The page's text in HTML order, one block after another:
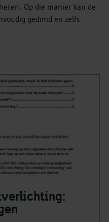
Op die manier kan de
gedimd en zelfs